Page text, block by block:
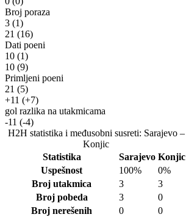
Broj poraza
3 (1)
21 (16)
Dati poeni
10 (1)
10 (9)
Primljeni poeni
21 (5)
+11 (+7)
gol razlika na utakmicama
-11 (-4)
H2H statistika i međusobni susreti: Sarajevo –
Konjic
Statistika
Sarajevo Konjic
Uspešnost
100%
0%
Broj utakmica
3
3
Broj pobeda
3
0
Broj nerešenih
0
0